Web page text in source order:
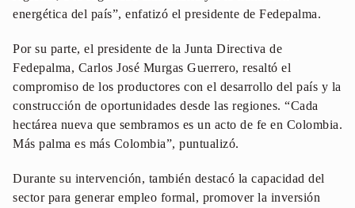
energética del país”, enfatizó el presidente de Fedepalma.
Por su parte, el presidente de la Junta Directiva de
Fedepalma, Carlos José Murgas Guerrero, resaltó el
compromiso de los productores con el desarrollo del país y la
construcción de oportunidades desde las regiones. “Cada
hectárea nueva que sembramos es un acto de fe en Colombia.
Más palma es más Colombia”, puntualizó.
Durante su intervención, también destacó la capacidad del
sector para generar empleo formal, promover la inversión